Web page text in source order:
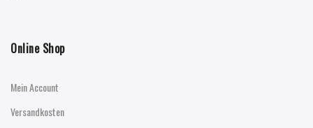
Online Shop
Mein Account
Versandkosten